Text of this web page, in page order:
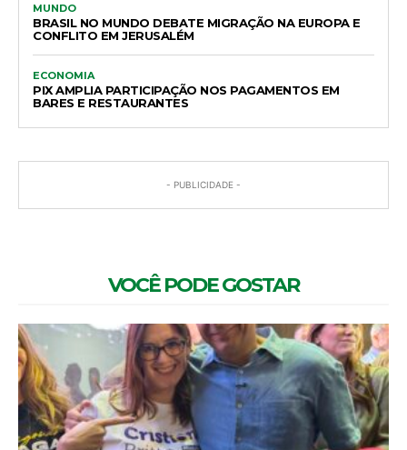
MUNDO
BRASIL NO MUNDO DEBATE MIGRAÇÃO NA EUROPA E
CONFLITO EM JERUSALÉM
ECONOMIA
PIX AMPLIA PARTICIPAÇÃO NOS PAGAMENTOS EM
BARES E RESTAURANTES
- PUBLICIDADE -
VOCÊ PODE GOSTAR